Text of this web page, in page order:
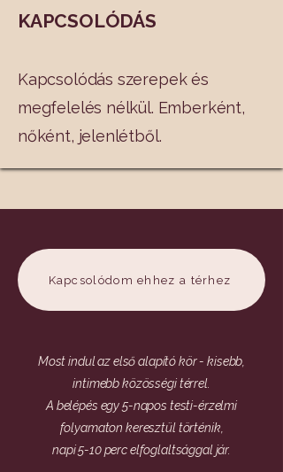
KAPCSOLÓDÁS
Kapcsolódás szerepek és
megfelelés nélkül. Emberként,
nőként, jelenlétből.
Kapcsolódom ehhez a térhez
Most indul az első alapító kör - kisebb,
intimebb közösségi térrel.
A belépés egy 5-napos testi-érzelmi
folyamaton keresztül történik,
napi 5-10 perc elfoglaltsággal jár.